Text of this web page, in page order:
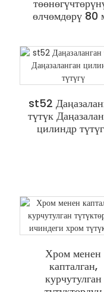
өлчөмдөрү 80
st52
түтүк
цилиндр
Хром менен
капталган,
курчутулган